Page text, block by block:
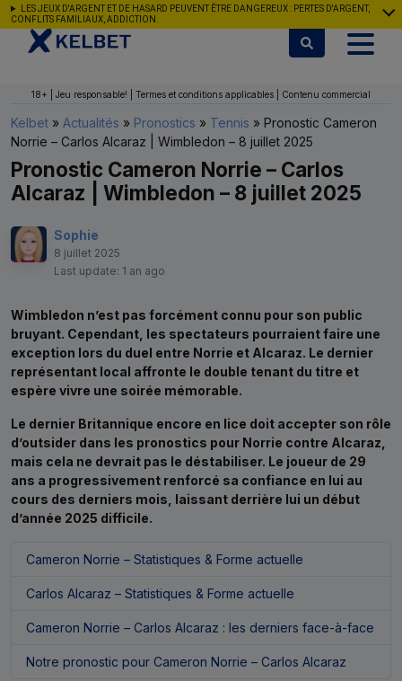
Aller au contenu
LES JEUX D'ARGENT ET DE HASARD PEUVENT ÊTRE DANGEREUX : PERTES D'ARGENT,
CONFLITS FAMILIAUX, ADDICTION.
18+ | Jeu responsable! | Termes et conditions applicables | Contenu commercial
Kelbet » Actualités » Pronostics » Tennis » Pronostic Cameron
Norrie – Carlos Alcaraz | Wimbledon – 8 juillet 2025
Pronostic Cameron Norrie – Carlos
Alcaraz | Wimbledon – 8 juillet 2025
Sophie
8 juillet 2025
Last update: 1 an ago
Wimbledon n’est pas forcément connu pour son public
bruyant. Cependant, les spectateurs pourraient faire une
exception lors du duel entre Norrie et Alcaraz. Le dernier
représentant local affronte le double tenant du titre et
espère vivre une soirée mémorable.
Le dernier Britannique encore en lice doit accepter son rôle
d’outsider dans les pronostics pour Norrie contre Alcaraz,
mais cela ne devrait pas le déstabiliser. Le joueur de 29
ans a progressivement renforcé sa confiance en lui au
cours des derniers mois, laissant derrière lui un début
d’année 2025 difficile.
Cameron Norrie – Statistiques & Forme actuelle
Carlos Alcaraz – Statistiques & Forme actuelle
Cameron Norrie – Carlos Alcaraz : les derniers face-à-face
Notre pronostic pour Cameron Norrie – Carlos Alcaraz